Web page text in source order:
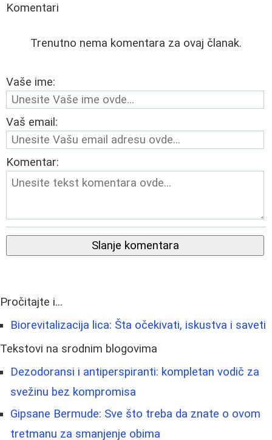
Komentari
Trenutno nema komentara za ovaj članak.
Vaše ime:
Vaš email:
Komentar:
Slanje komentara
Pročitajte i...
Biorevitalizacija lica: Šta očekivati, iskustva i saveti
Tekstovi na srodnim blogovima
Dezodoransi i antiperspiranti: kompletan vodič za
svežinu bez kompromisa
Gipsane Bermude: Sve što treba da znate o ovom
tretmanu za smanjenje obima